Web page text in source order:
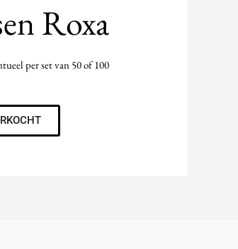
Roxa
per set van 50 of 100